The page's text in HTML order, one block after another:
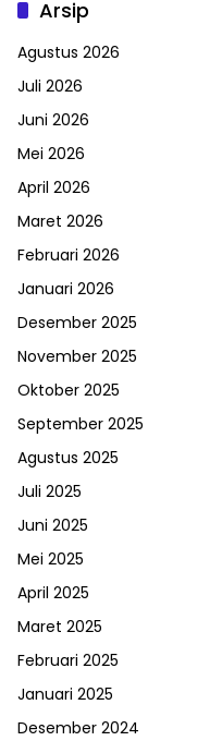
Arsip
Agustus 2026
Juli 2026
Juni 2026
Mei 2026
April 2026
Maret 2026
Februari 2026
Januari 2026
Desember 2025
November 2025
Oktober 2025
September 2025
Agustus 2025
Juli 2025
Juni 2025
Mei 2025
April 2025
Maret 2025
Februari 2025
Januari 2025
Desember 2024